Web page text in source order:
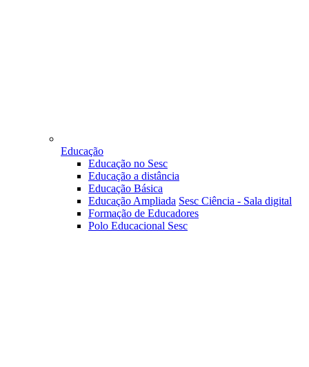
Educação
Educação no Sesc
Educação a distância
Educação Básica
Educação Ampliada Sesc Ciência - Sala digital
Formação de Educadores
Polo Educacional Sesc